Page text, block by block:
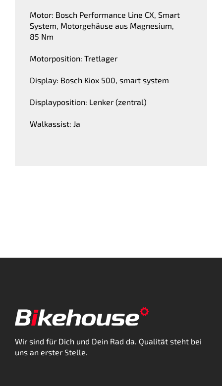
Motor: Bosch Performance Line CX, Smart
System, Motorgehäuse aus Magnesium,
85 Nm
Motorposition: Tretlager
Display: Bosch Kiox 500, smart system
Displayposition: Lenker (zentral)
Walkassist: Ja
Wir sind für Dich und Dein Rad da. Qualität steht bei
uns an erster Stelle.